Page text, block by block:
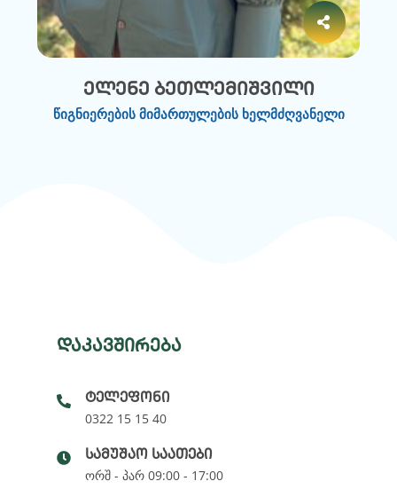
ელენე ბეთლემიშვილი
წიგნიერების მიმართულების ხელმძღვანელი
დაკავშირება
ტელეფონი
0322 15 15 40
სამუშაო საათები
ორშ - პარ 09:00 - 17:00